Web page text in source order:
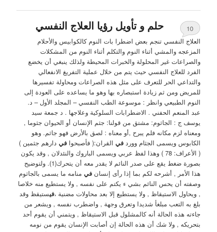
حلم و تأويل رؤيا العلاج النفسي
10
العلاج النفسي تنجم بعض اضطرا بات النوم كالكوابيس والأحلام
المزعجه والمشي أثناء النوم والتكلم أثناء النوم من المشكلات
والصراعات غير المحلولة والخبرات المحيطة ولذلك ينبغي أن يخضع
الفرد للعلاج النفسي حيث يتم من خلال عملية التفريغ الانفعالي
والتداعي الحر للتعرف على مثل هذه الصراعات ومحاولة تفسيرها
للمريض ومن ثم زيادة استبصاره بها وهو ما يساعده على العودة إلى
النوم الطبيعي وانظر : موسوعة الطب النفسي – المجلد الأول – د.
عبد المنعم الحفني . الاضطرابات السلوكية وعلاجها . د جمعة سيد
يوسف ج : الجاثوم: مشتق من قولنا: جثم الإنسان أو الحيوان جثوما ,
ومعناه لزم مكانه فلم يبرح ,أو معناه : لصق بالأرض فهو جاثم. وهو
الكابوس ويسمى الجثام ووردفي القران:( فأصبحوافي دارهم جثمين )
( الأعراف: 78 ‏) وهذا لفظ عربي ويسمى الباروك والنئدلان , وقد يكون
بصورة ضغط يقع على صدر النائم لا يقدر معه أن يتحرك(1). ‏ولتوضيح
هذا الأمر , أشرحه لكم بما إذا رأى إنسانفي منامه ما يسمى بالجاثوم
وصفته أن يحس النائم بشي ء يكتم على نفسه , ولا يستطيع منه خلاصا
, ويحاول الاستيقاظ , ولا يستطيع إلا بعد محاولات مضنية ،فيستيقظ وقد
بلغ به التعب مبلغأ شديدا وتعرق وجهة , واضطرب نفسه , ويشعر من
جاءته هذه الحالة أنه كالمشلول قبل الاستيقاظ , ويتمني أن يقوم أحد
بتحريكه , ولا شك أن هذه الحالة إن أصابت الإنسان يقوم من نومه